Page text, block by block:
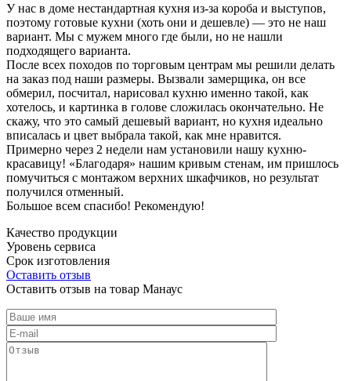
У нас в доме нестандартная кухня из-за короба и выступов,
поэтому готовые кухни (хоть они и дешевле) — это не наш
вариант. Мы с мужем много где были, но не нашли
подходящего варианта.
После всех походов по торговым центрам мы решили делать
на заказ под наши размеры. Вызвали замерщика, он все
обмерил, посчитал, нарисовал кухню именно такой, как
хотелось, и картинка в голове сложилась окончательно. Не
скажу, что это самый дешевый вариант, но кухня идеально
вписалась и цвет выбрала такой, как мне нравится.
Примерно через 2 недели нам установили нашу кухню-
красавицу! «Благодаря» нашим кривым стенам, им пришлось
помучиться с монтажом верхних шкафчиков, но результат
получился отменный.
Большое всем спасибо! Рекомендую!
Качество продукции
Уровень сервиса
Срок изготовления
Оставить отзыв
Оставить отзыв на товар Манаус